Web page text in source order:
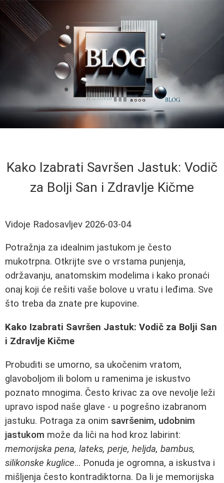
Kako Izabrati Savršen Jastuk: Vodič
za Bolji San i Zdravlje Kičme
Vidoje Radosavljev 2026-03-04
Potražnja za idealnim jastukom je često
mukotrpna. Otkrijte sve o vrstama punjenja,
održavanju, anatomskim modelima i kako pronaći
onaj koji će rešiti vaše bolove u vratu i leđima. Sve
što treba da znate pre kupovine.
Kako Izabrati Savršen Jastuk: Vodič za Bolji San
i Zdravlje Kičme
Probuditi se umorno, sa ukočenim vratom,
glavoboljom ili bolom u ramenima je iskustvo
poznato mnogima. Često krivac za ove nevolje leži
upravo ispod naše glave - u pogrešno izabranom
jastuku. Potraga za onim savršenim, udobnim
jastukom može da liči na hod kroz labirint:
memorijska pena, lateks, perje, heljda, bambus,
silikonske kuglice... Ponuda je ogromna, a iskustva i
mišljenja često kontradiktorna. Da li je memorijska